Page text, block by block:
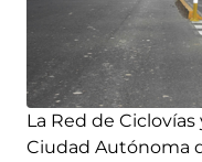
La Red de
Ciudad Autónoma